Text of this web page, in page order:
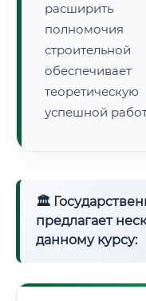
расширить
успешной
🏛
предлагает
данному курсу: